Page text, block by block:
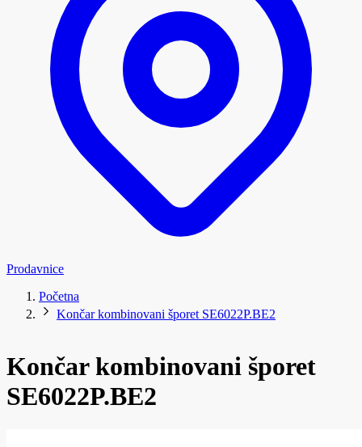
Prodavnice
Početna
Končar kombinovani šporet SE6022P.BE2
Končar kombinovani šporet
SE6022P.BE2